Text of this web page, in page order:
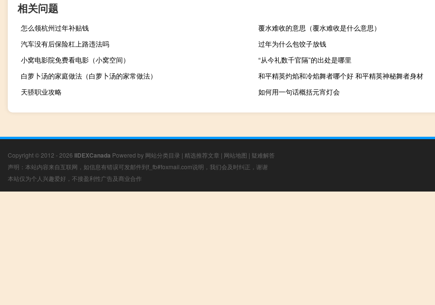
相关问题
怎么领杭州过年补贴钱
覆水难收的意思（覆水难收是什么意思）
汽车没有后保险杠上路违法吗
过年为什么包饺子放钱
小窝电影院免费看电影（小窝空间）
“从今礼数千官隔”的出处是哪里
白萝卜汤的家庭做法（白萝卜汤的家常做法）
和平精英灼焰和冷焰舞者哪个好 和平精英神秘舞者身材
天骄职业攻略
如何用一句话概括元宵灯会
Copyright © 2012 - 2026 IIDEXCanada Powered by 网站分类目录 | 精选推荐文章 | 网站地图 | 疑难解答
声明：本站内容来自互联网，如信息有错误可发邮件到f_fb#foxmail.com说明，我们会及时纠正，谢谢
本站仅为个人兴趣爱好，不接盈利性广告及商业合作